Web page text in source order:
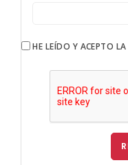
HE LEÍDO Y ACEPTO